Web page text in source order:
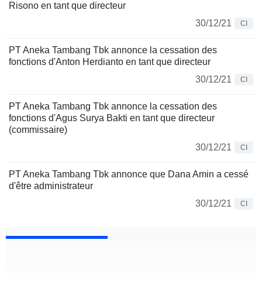
Risono en tant que directeur
30/12/21
CI
PT Aneka Tambang Tbk annonce la cessation des
fonctions d'Anton Herdianto en tant que directeur
30/12/21
CI
PT Aneka Tambang Tbk annonce la cessation des
fonctions d'Agus Surya Bakti en tant que directeur
(commissaire)
30/12/21
CI
PT Aneka Tambang Tbk annonce que Dana Amin a cessé
d'être administrateur
30/12/21
CI